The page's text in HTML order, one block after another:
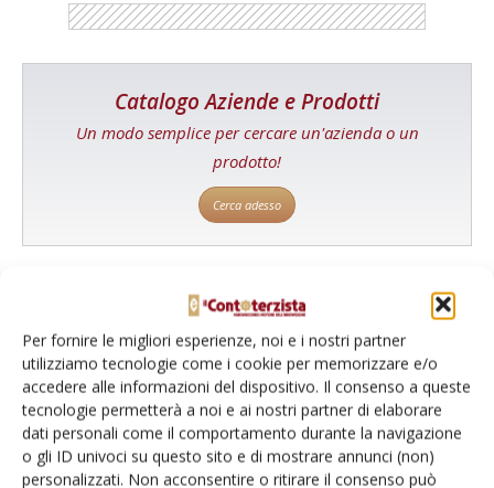
Per fornire le migliori esperienze, noi e i nostri partner
utilizziamo tecnologie come i cookie per memorizzare e/o
accedere alle informazioni del dispositivo. Il consenso a queste
tecnologie permetterà a noi e ai nostri partner di elaborare
dati personali come il comportamento durante la navigazione
o gli ID univoci su questo sito e di mostrare annunci (non)
personalizzati. Non acconsentire o ritirare il consenso può
Catalogo Aziende e Prodotti
Un modo semplice per cercare un'azienda o un
prodotto!
Cerca adesso
L'Esperto risponde
I consigli di Terra e Vita agli agricoltori
Cerca adesso